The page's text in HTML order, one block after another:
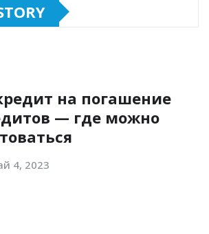
на погашение
— где можно
4, 2023